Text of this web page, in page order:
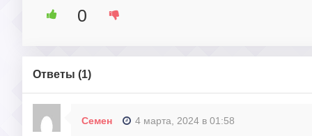
0
Ответы (1)
Семен 4 марта, 2024 в 01:58